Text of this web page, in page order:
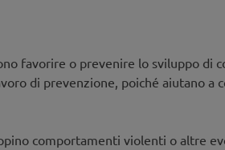
favorire o prevenire lo sviluppo di
di prevenzione, poiché aiutano a
comportamenti violenti o altre